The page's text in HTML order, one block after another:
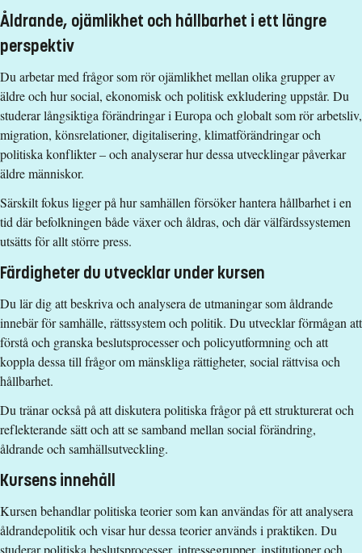
Urval
Akademiska poäng (för engelskspråkig utbildning)
Studieavgift
13500 kr - OBS! Gäller bara studenter utanför EU/EES och
Schweiz.
Har du frågor om kursen, kontakta oss.
Ulrika Sund
ulrika.sund@liu.se
+4611363193
Sebastian Croné
sebastian.crone@liu.se
+4613281946
Indre Genelyte
indre.genelyte@liu.se
+4611363263
Kursplan
Åldrande, ojämlikhet och hållbarhet i ett längre
perspektiv
Du arbetar med frågor som rör ojämlikhet mellan olika grupper av
äldre och hur social, ekonomisk och politisk exkludering uppstår. Du
studerar långsiktiga förändringar i Europa och globalt som rör arbetsliv,
migration, könsrelationer, digitalisering, klimatförändringar och
politiska konflikter – och analyserar hur dessa utvecklingar påverkar
äldre människor.
Särskilt fokus ligger på hur samhällen försöker hantera hållbarhet i en
tid där befolkningen både växer och åldras, och där välfärdssystemen
utsätts för allt större press.
Färdigheter du utvecklar under kursen
Du lär dig att beskriva och analysera de utmaningar som åldrande
innebär för samhälle, rättssystem och politik. Du utvecklar förmågan att
förstå och granska beslutsprocesser och policyutformning och att
koppla dessa till frågor om mänskliga rättigheter, social rättvisa och
hållbarhet.
Du tränar också på att diskutera politiska frågor på ett strukturerat och
reflekterande sätt och att se samband mellan social förändring,
åldrande och samhällsutveckling.
Kursens innehåll
Kursen behandlar politiska teorier som kan användas för att analysera
åldrandepolitik och visar hur dessa teorier används i praktiken. Du
studerar politiska beslutsprocesser, intressegrupper, institutioner och